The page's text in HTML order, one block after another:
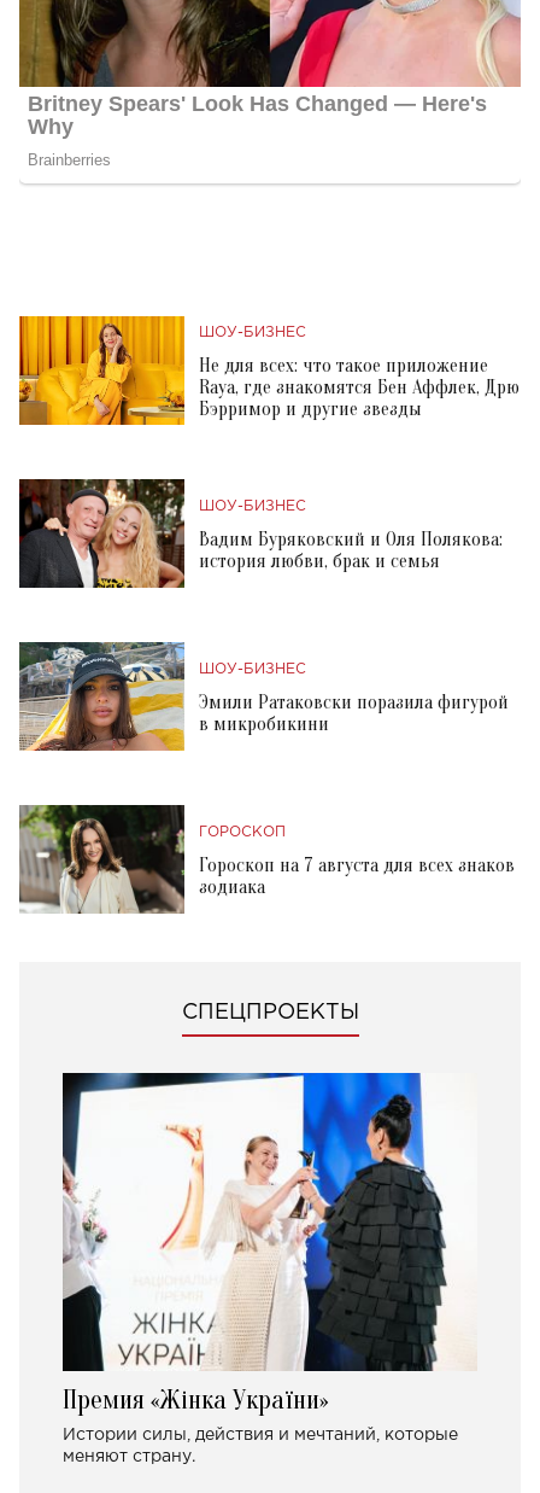
ШОУ-БИЗНЕС
Не для всех: что такое приложение
Raya, где знакомятся Бен Аффлек, Дрю
Бэрримор и другие звезды
ШОУ-БИЗНЕС
Вадим Буряковский и Оля Полякова:
история любви, брак и семья
ШОУ-БИЗНЕС
Эмили Ратаковски поразила фигурой
в микробикини
ГОРОСКОП
Гороскоп на 7 августа для всех знаков
зодиака
СПЕЦПРОЕКТЫ
Премия «Жінка України»
Истории силы, действия и мечтаний, которые
меняют страну.